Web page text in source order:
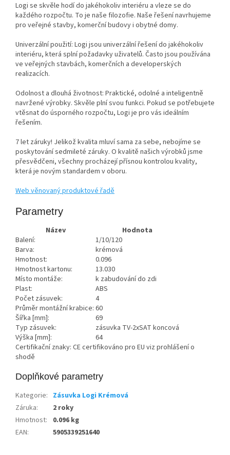
Logi se skvěle hodí do jakéhokoliv interiéru a vleze se do
každého rozpočtu. To je naše filozofie. Naše řešení navrhujeme
pro veřejné stavby, komerční budovy i obytné domy.
Univerzální použití: Logi jsou univerzální řešení do jakéhokoliv
interiéru, která splní požadavky uživatelů. Často jsou používána
ve veřejných stavbách, komerčních a developerských
realizacích.
Odolnost a dlouhá životnost: Praktické, odolné a inteligentně
navržené výrobky. Skvěle plní svou funkci. Pokud se potřebujete
vtěsnat do úsporného rozpočtu, Logi je pro vás ideálním
řešením.
7 let záruky! Jelikož kvalita mluví sama za sebe, nebojíme se
poskytování sedmileté záruky. O kvalitě našich výrobků jsme
přesvědčeni, všechny procházejí přísnou kontrolou kvality,
která je novým standardem v oboru.
Web věnovaný produktové řadě
Parametry
Název
Hodnota
Balení:
1/10/120
Barva:
krémová
Hmotnost:
0.096
Hmotnost kartonu:
13.030
Místo montáže:
k zabudování do zdi
Plast:
ABS
Počet zásuvek:
4
Průměr montážní krabice: 60
Šířka [mm]:
69
Typ zásuvek:
zásuvka TV-2xSAT koncová
Výška [mm]:
64
Certifikační znaky: CE certifikováno pro EU viz prohlášení o
shodě
Doplňkové parametry
Kategorie: Zásuvka Logi Krémová
Záruka:
2 roky
Hmotnost:
0.096 kg
EAN: 5905339251640